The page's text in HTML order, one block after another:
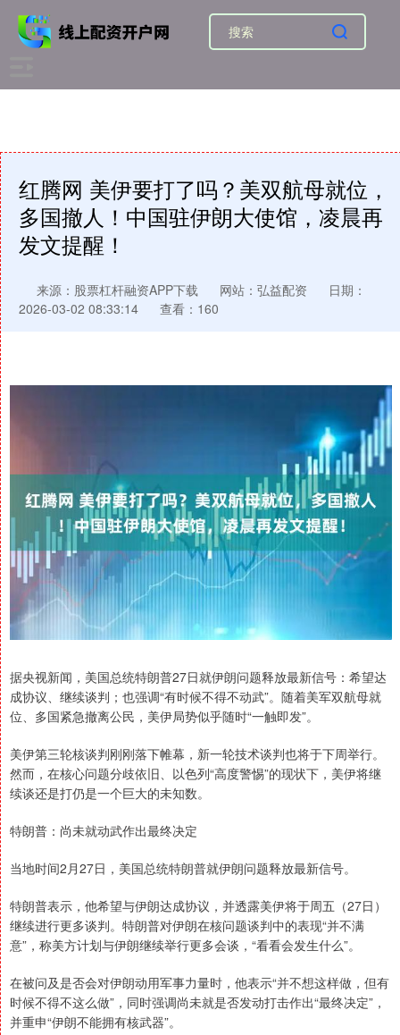
红腾网 美伊要打了吗？美双航母就位，
多国撤人！中国驻伊朗大使馆，凌晨再
发文提醒！
来源：股票杠杆融资APP下载 网站：弘益配资
日期：
2026-03-02 08:33:14
查看：160
据央视新闻，美国总统特朗普27日就伊朗问题释放最新信号：希望达
成协议、继续谈判；也强调“有时候不得不动武”。随着美军双航母就
位、多国紧急撤离公民，美伊局势似乎随时“一触即发”。
美伊第三轮核谈判刚刚落下帷幕，新一轮技术谈判也将于下周举行。
然而，在核心问题分歧依旧、以色列“高度警惕”的现状下，美伊将继
续谈还是打仍是一个巨大的未知数。
特朗普：尚未就动武作出最终决定
当地时间2月27日，美国总统特朗普就伊朗问题释放最新信号。
特朗普表示，他希望与伊朗达成协议，并透露美伊将于周五（27日）
继续进行更多谈判。特朗普对伊朗在核问题谈判中的表现“并不满
意”，称美方计划与伊朗继续举行更多会谈，“看看会发生什么”。
在被问及是否会对伊朗动用军事力量时，他表示“并不想这样做，但有
时候不得不这么做”，同时强调尚未就是否发动打击作出“最终决定”，
并重申“伊朗不能拥有核武器”。